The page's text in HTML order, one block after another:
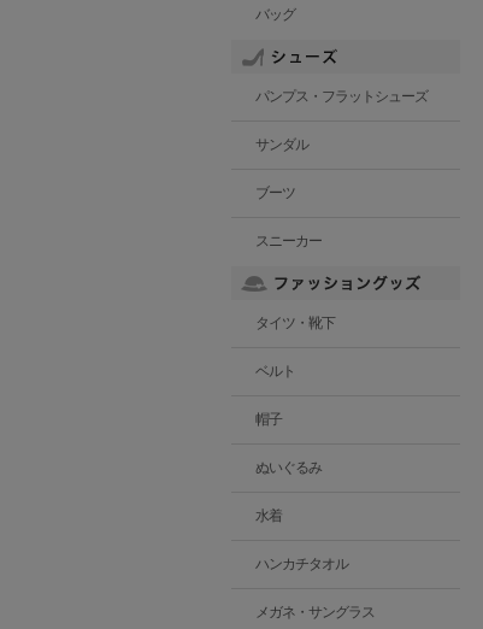
バッグ
パンプス・フラットシューズ
サンダル
ブーツ
スニーカー
タイツ・靴下
ベルト
帽子
ぬいぐるみ
水着
ハンカチタオル
メガネ・サングラス